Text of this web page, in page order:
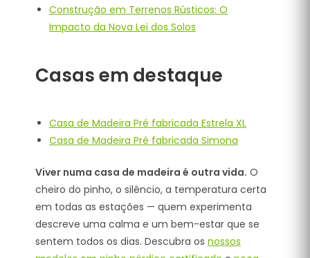
Construção em Terrenos Rústicos: O
Impacto da Nova Lei dos Solos
Casas em destaque
Casa de Madeira Pré fabricada Estrela XL
Casa de Madeira Pré fabricada Simona
Viver numa casa de madeira é outra vida. O
cheiro do pinho, o silêncio, a temperatura certa
em todas as estações — quem experimenta
descreve uma calma e um bem-estar que se
sentem todos os dias. Descubra os nossos